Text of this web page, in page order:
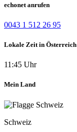
echonet anrufen
0043 1 512 26 95
Lokale Zeit in Österreich
11:45 Uhr
Mein Land
Schweiz